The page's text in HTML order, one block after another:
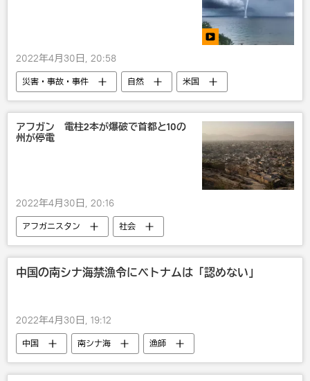
2022年4月30日, 20:58
災害・事故・事件 自然 米国
アフガン 電柱2本が爆破で首都と10の
州が停電
2022年4月30日, 20:16
アフガニスタン
社会
災害・事故・事件
中国の南シナ海禁漁令にベトナムは「認めない」
2022年4月30日, 19:12
中国 南シナ海
漁師
ベトナム